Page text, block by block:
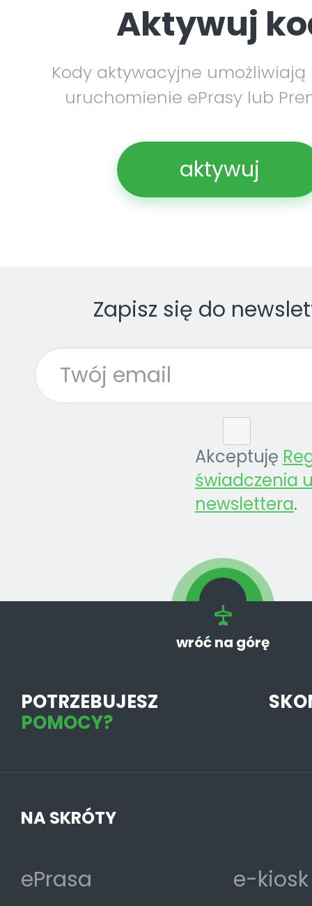
Aktywuj
Kody aktywacyjne umożliwiają
uruchomienie ePrasy lub
aktywuj
Zapisz się do
Akceptuję
świadczenia
newslettera.
wróć na górę
POTRZEBUJESZ
POMOCY?
NA SKRÓTY
ePrasa
e-